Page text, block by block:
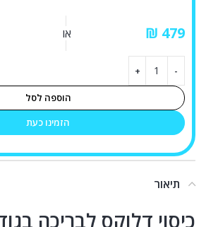
₪ או
הוספה לסל
הזמינו כעת
תיאור